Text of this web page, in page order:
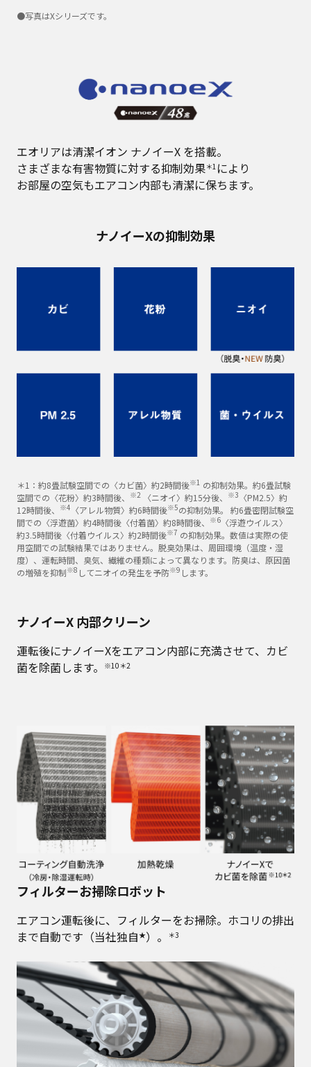
●写真はXシリーズです。
エオリアは清潔イオン ナノイーX を搭載。
さまざまな有害物質に対する抑制効果＊1 により
お部屋の空気もエアコン内部も清潔に保ちます。
ナノイーXの抑制効果
＊1：約8畳試験空間での〈カビ菌〉約2時間後※1 の抑制効果。約6畳試験
空間での〈花粉〉約3時間後、
※2 〈ニオイ〉約15分後、 ※3 〈PM2.5〉約
12時間後、
※4 〈アレル物質〉約6時間後※5の抑制効果。 約6畳密閉試験空
間での〈浮遊菌〉約4時間後〈付着菌〉約8時間後、
※6 〈浮遊ウイルス〉
約3.5時間後〈付着ウイルス〉約2時間後※7 の抑制効果。数値は実際の使
用空間での試験結果ではありません。脱臭効果は、周囲環境（温度・湿
度）、運転時間、臭気、繊維の種類によって異なります。防臭は、原因菌
の増殖を抑制※8 してニオイの発生を予防※9 します。
ナノイーX 内部クリーン
運転後にナノイーXをエアコン内部に充満させて、カビ
菌を除菌します。
※10＊2
フィルターお掃除ロボット
エアコン運転後に、フィルターをお掃除。ホコリの排出
まで自動です（当社独自★）。 ＊3